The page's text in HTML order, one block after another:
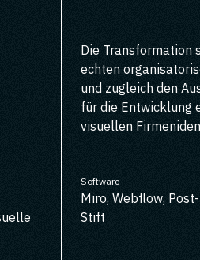
Die Transformation
echten
und zugleich den
für die Entwicklung
visuellen
Software
Miro, Webflow,
Stift